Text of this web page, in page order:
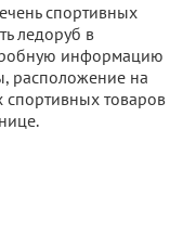
спортивных
ледоруб в
информацию
расположение на
спортивных товаров